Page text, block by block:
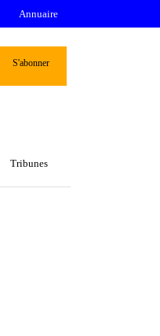
Annuaire
S'abonner
Tribunes